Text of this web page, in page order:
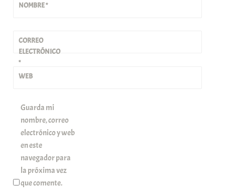
NOMBRE*
CORREO
ELECTRÓNICO
*
WEB
Guarda mi
nombre, correo
electrónico y web
en este
navegador para
la próxima vez
que comente.